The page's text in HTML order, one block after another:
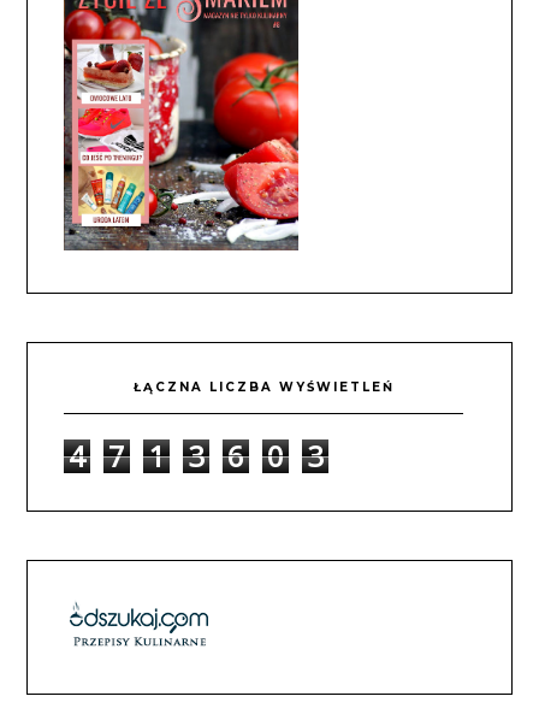
ŁĄCZNA LICZBA WYŚWIETLEŃ
4 7 1 3 6 0 3